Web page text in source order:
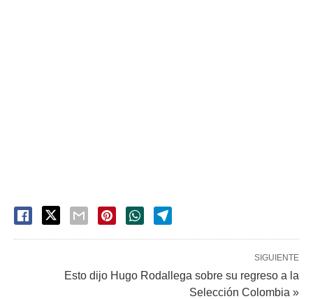
SIGUIENTE
Esto dijo Hugo Rodallega sobre su regreso a la
Selección Colombia »